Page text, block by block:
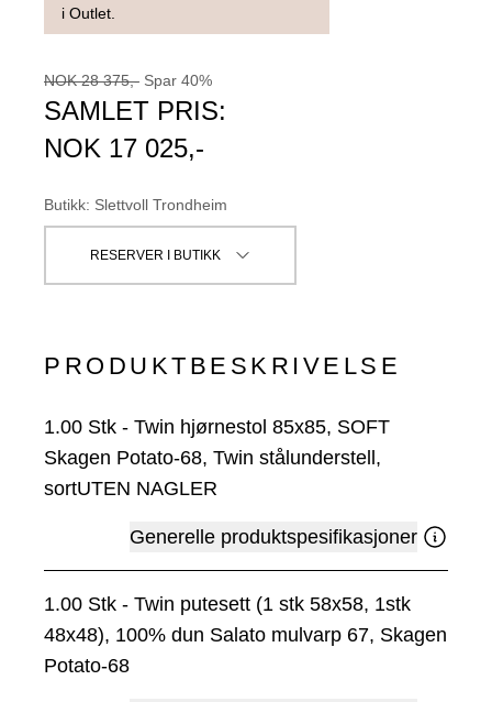
i Outlet.
NOK 28 375,- Spar 40%
SAMLET PRIS:
NOK 17 025,-
Butikk: Slettvoll Trondheim
RESERVER I BUTIKK
PRODUKTBESKRIVELSE
1.00 Stk - Twin hjørnestol 85x85, SOFT
Skagen Potato-68, Twin stålunderstell,
sortUTEN NAGLER
Generelle produktspesifikasjoner
1.00 Stk - Twin putesett (1 stk 58x58, 1stk
48x48), 100% dun Salato mulvarp 67, Skagen
Potato-68